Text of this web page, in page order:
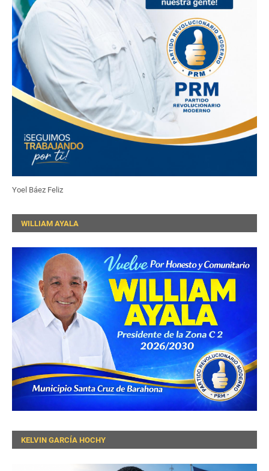
Yoel Báez Feliz
WILLIAM AYALA
KELVIN GARCÍA HOCHY